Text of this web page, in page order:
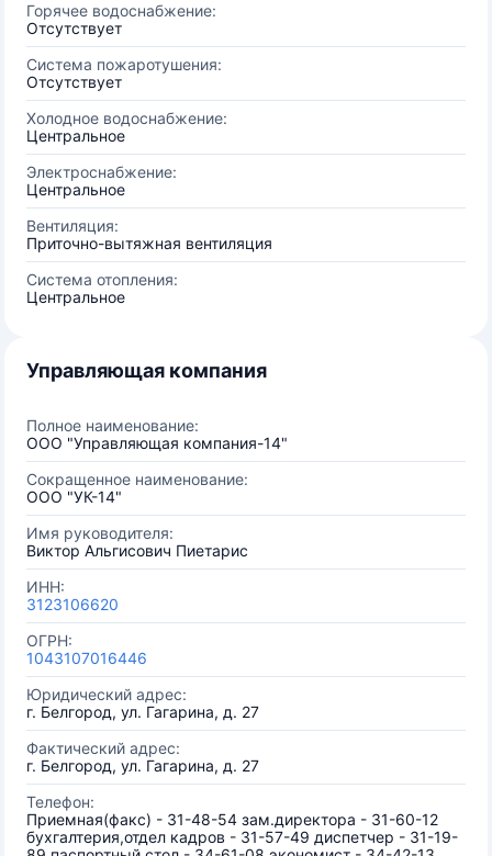
Горячее водоснабжение:
Отсутствует
Система пожаротушения:
Отсутствует
Холодное водоснабжение:
Центральное
Электроснабжение:
Центральное
Вентиляция:
Приточно-вытяжная вентиляция
Система отопления:
Центральное
Управляющая компания
Полное наименование:
ООО "Управляющая компания-14"
Сокращенное наименование:
ООО "УК-14"
Имя руководителя:
Виктор Альгисович Пиетарис
ИНН:
3123106620
ОГРН:
1043107016446
Юридический адрес:
г. Белгород, ул. Гагарина, д. 27
Фактический адрес:
г. Белгород, ул. Гагарина, д. 27
Телефон:
Приемная(факс) - 31-48-54 зам.директора - 31-60-12
бухгалтерия,отдел кадров - 31-57-49 диспетчер - 31-19-